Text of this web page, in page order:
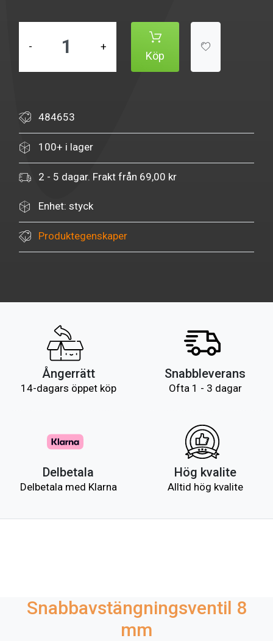
- +
Köp
484653
100+ i lager
2 - 5 dagar. Frakt från 69,00 kr
Enhet: styck
Produktegenskaper
Ångerrätt
14-dagars öppet köp
Snabbleverans
Ofta 1 - 3 dagar
Delbetala
Delbetala med Klarna
Hög kvalite
Alltid hög kvalite
Snabbavstängningsventil 8
mm